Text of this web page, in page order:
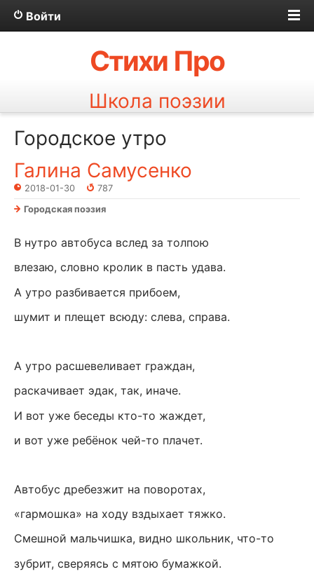
Войти
Стихи Про
Школа поэзии
Городское утро
Галина Самусенко
2018-01-30
787
Городская поэзия
В нутро автобуса вслед за толпою
влезаю, словно кролик в пасть удава.
А утро разбивается прибоем,
шумит и плещет всюду: слева, справа.
А утро расшевеливает граждан,
раскачивает эдак, так, иначе.
И вот уже беседы кто-то жаждет,
и вот уже ребёнок чей-то плачет.
Автобус дребезжит на поворотах,
«гармошка» на ходу вздыхает тяжко.
Смешной мальчишка, видно школьник, что-то
зубрит, сверяясь с мятою бумажкой.